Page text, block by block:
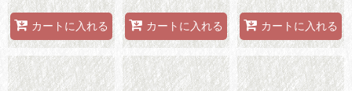
カートに入れる カートに入れる カートに入れる